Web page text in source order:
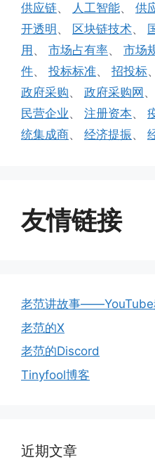
供应链、 人工智能、 供
开透明 、 区块链技术、
用 、 市场占有率、 市场
件、 投标标准、 招投标、
政府采购、 政府采购网 、
民营企业、 注册资本、
统集成商、 经济提振、
友情链接
老范讲故事——YouTube
老范的X
老范的Discord
Tinyfool博客
近期文章